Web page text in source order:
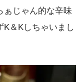
ぁじゃん的な辛味
K＆Kしちゃいまし